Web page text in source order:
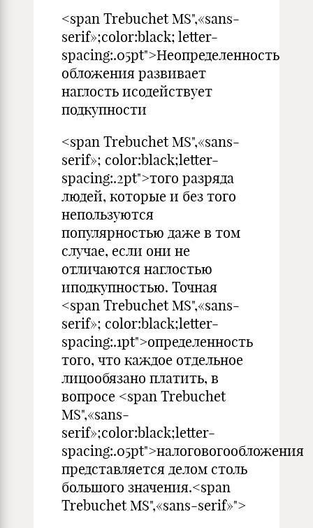
<span Trebuchet MS",«sans-
serif»;color:black; letter-
spacing:.05pt">Неопределенность
обложения развивает
наглость исодействует
подкупности
<span Trebuchet MS",«sans-
serif»; color:black;letter-
spacing:.2pt">того разряда
людей, которые и без того
непользуются
популярностью даже в том
случае, если они не
отличаются наглостью
иподкупностью. Точная
<span Trebuchet MS",«sans-
serif»; color:black;letter-
spacing:.1pt">определенность
того, что каждое отдельное
лицообязано платить, в
вопросе <span Trebuchet
MS",«sans-
serif»;color:black;letter-
spacing:.05pt">налоговогообложения
представляется делом столь
большого значения.<span
Trebuchet MS",«sans-serif»">